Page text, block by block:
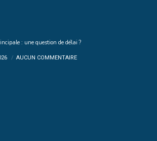
: une question de délai ?
AUCUN COMMENTAIRE